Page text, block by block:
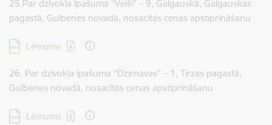
25.Par dzīvokļa īpašuma “Veiši” – 9, Galgauskā, Galgauskas
pagastā, Gulbenes novadā, nosacītās cenas apstiprināšanu
Lejupielādēt:
Lēmums
26. Par dzīvokļa īpašuma “Dzirnavas” – 1, Tirzas pagastā,
Gulbenes novadā, nosacītās cenas apstiprināšanu
Lejupielādēt:
Lēmums